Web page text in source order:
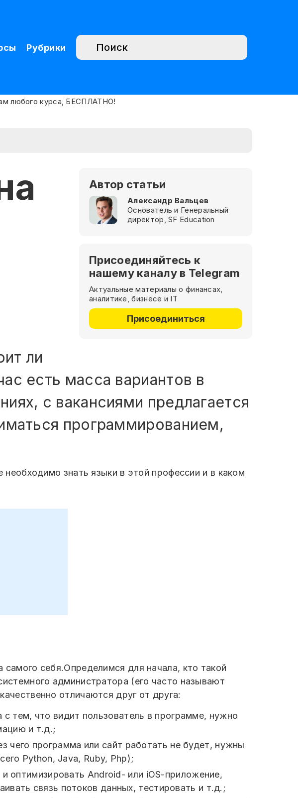
Рубрики
Автор статьи
Александр Вальцев
Основатель и Генеральный
директор, SF Education
Присоединяйтесь к
нашему каналу в Telegram
Актуальные материалы о финансах,
аналитике, бизнесе и IT
Присоединиться
ли
есть масса вариантов в
с вакансиями предлагается
программированием,
знать языки в этой профессии и в каком
себя.Определимся для начала, кто такой
администратора (его часто называют
отличаются друг от друга:
тем, что видит пользователь в программе, нужно
и т.д.;
чего программа или сайт работать не будет, нужны
Python, Java, Ruby, Php);
оптимизировать Android- или iOS-приложение,
связь потоков данных, тестировать и т.д.;